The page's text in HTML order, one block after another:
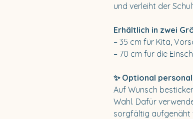
und verleiht der
Erhältlich in zwei
– 35 cm für Kita,
– 70 cm für die
✨ Optional
Auf Wunsch
Wahl. Dafür
sorgfältig aufgenäht